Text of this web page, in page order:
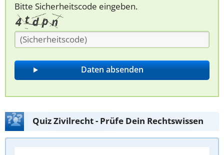
Bitte Sicherheitscode eingeben.
Quiz Zivilrecht - Prüfe Dein Rechtswissen